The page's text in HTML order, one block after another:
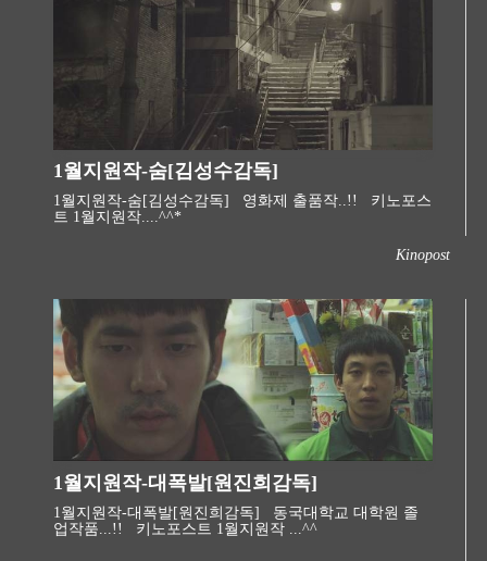
1월지원작-숨[김성수감독]
1월지원작-숨[김성수감독] 영화제 출품작..!! 키노포스
트 1월지원작....^^*​
Kinopost
1월지원작-대폭발[원진희감독]
1월지원작-대폭발[원진희감독] 동국대학교 대학원 졸
업작품...!! 키노포스트 1월지원작 ...^^